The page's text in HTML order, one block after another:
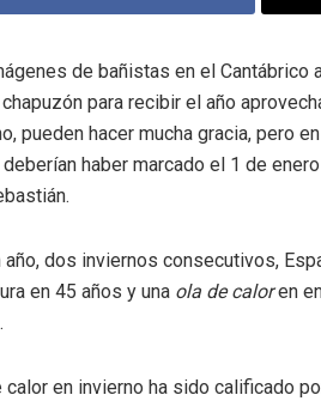
de bañistas en el Cantábrico
para recibir el año
pueden hacer mucha gracia, pero
haber marcado el 1 de
año, dos inviernos consecutivos,
en 45 años y una ola de caloren
en invierno ha sido calificado